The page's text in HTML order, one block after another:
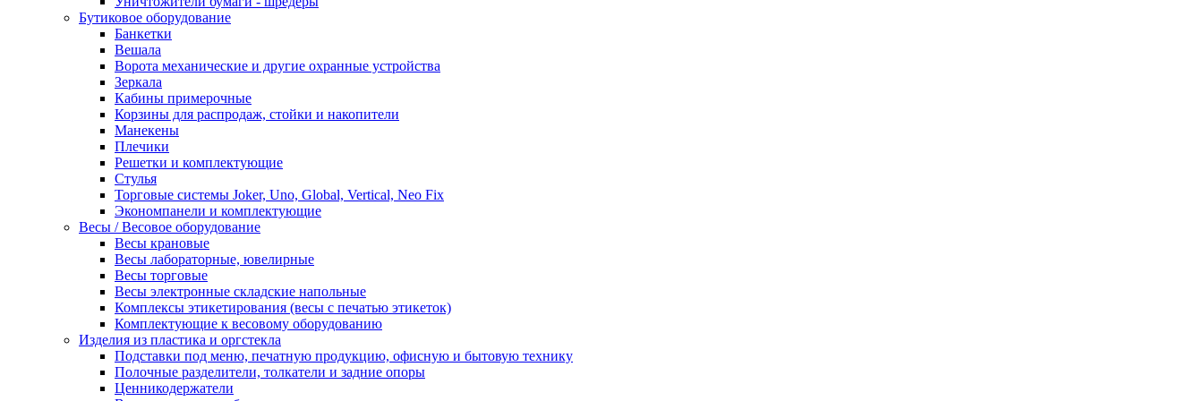
Бутиковое оборудование
Банкетки
Вешала
Ворота механические и другие охранные устройства
Зеркала
Кабины примерочные
Корзины для распродаж, стойки и накопители
Манекены
Плечики
Решетки и комплектующие
Стулья
Торговые системы Joker, Uno, Global, Vertical, Neo Fix
Экономпанели и комплектующие
Весы / Весовое оборудование
Весы крановые
Весы лабораторные, ювелирные
Весы торговые
Весы электронные складские напольные
Комплексы этикетирования (весы с печатью этикеток)
Комплектующие к весовому оборудованию
Изделия из пластика и оргстекла
Подставки под меню, печатную продукцию, офисную и бытовую технику
Полочные разделители, толкатели и задние опоры
Ценникодержатели